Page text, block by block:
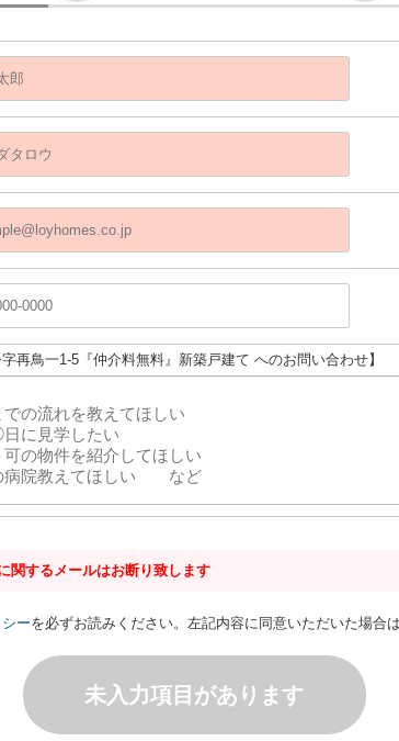
字再鳥一1-5『仲介料無料』新築戸建て へのお問い合わせ】
関するメールはお断り致します
ーを必ずお読みください。左記内容に同意いただいた場合
未入力項目があります